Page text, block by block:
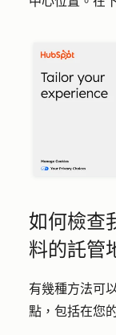
如何檢查
料的託管
有幾種方法可
點，包括在您